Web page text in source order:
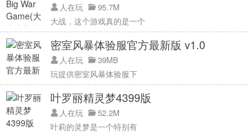
人在玩
95.7M
大战，这个游戏真的是一个
密室风暴体验服官方最新版 v1.0
人在玩
39MB
玩提供密室风暴体验服下
叶罗丽精灵梦4399版
人在玩
52.2M
叶莉的灵梦是一个特别有